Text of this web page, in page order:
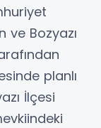
ve Bozyazı
planlı
İlçesi